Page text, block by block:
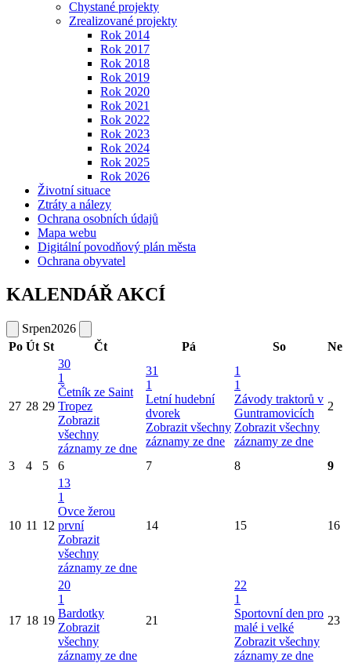
Chystané projekty
Zrealizované projekty
Rok 2014
Rok 2017
Rok 2018
Rok 2019
Rok 2020
Rok 2021
Rok 2022
Rok 2023
Rok 2024
Rok 2025
Rok 2026
Životní situace
Ztráty a nálezy
Ochrana osobních údajů
Mapa webu
Digitální povodňový plán města
Ochrana obyvatel
KALENDÁŘ AKCÍ
Srpen2026
Po Út St Čt Pá So Ne
27 28 29
30
1
Četník ze Saint
Tropez
Zobrazit
všechny
záznamy ze dne
31
1
Letní hudební
dvorek
Zobrazit všechny
záznamy ze dne
1
1
Závody traktorů v
Guntramovicích
Zobrazit všechny
záznamy ze dne
2
3 4 5 6 7 8 9
10 11 12
13
1
Ovce žerou
první
Zobrazit
všechny
záznamy ze dne
14 15 16
17 18 19
20
1
Bardotky
Zobrazit
všechny
záznamy ze dne
21
22
1
Sportovní den pro
malé i velké
Zobrazit všechny
záznamy ze dne
23